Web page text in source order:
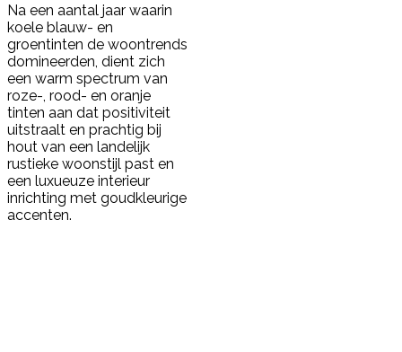
Na een aantal jaar waarin
koele blauw- en
groentinten de woontrends
domineerden, dient zich
een warm spectrum van
roze-, rood- en oranje
tinten aan dat positiviteit
uitstraalt en prachtig bij
hout van een landelijk
rustieke woonstijl past en
een luxueuze interieur
inrichting met goudkleurige
accenten.